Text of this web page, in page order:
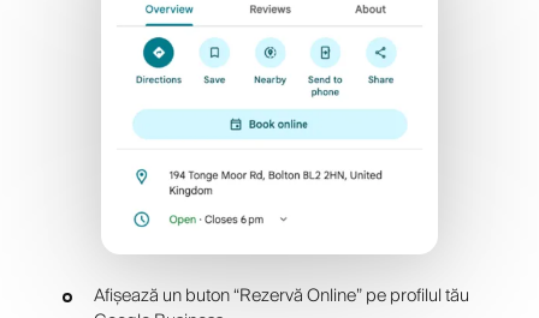
Afișează un buton “Rezervă Online” pe profilul tău